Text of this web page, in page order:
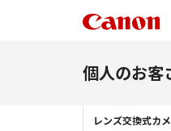
個人のお客
レンズ交換式カ